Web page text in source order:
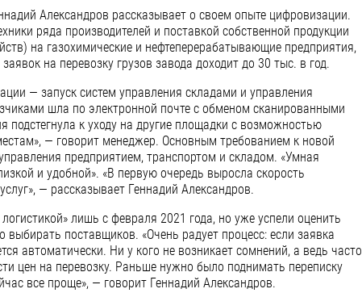
Александров рассказывает о своем опыте цифровизации.
ряда производителей и поставкой собственной продукции
на газохимические и нефтеперерабатывающие предприятия,
на перевозку грузов завода доходит до 30 тыс. в год.
— запуск систем управления складами и управления
шла по электронной почте с обменом сканированными
к уходу на другие площадки с возможностью
— говорит менеджер. Основным требованием к новой
предприятием, транспортом и складом. «Умная
и удобной». «В первую очередь выросла скорость
— рассказывает Геннадий Александров.
лишь с февраля 2021 года, но уже успели оценить
поставщиков. «Очень радует процесс: если заявка
автоматически. Ни у кого не возникает сомнений, а ведь часто
цен на перевозку. Раньше нужно было поднимать переписку
все проще», — говорит Геннадий Александров.